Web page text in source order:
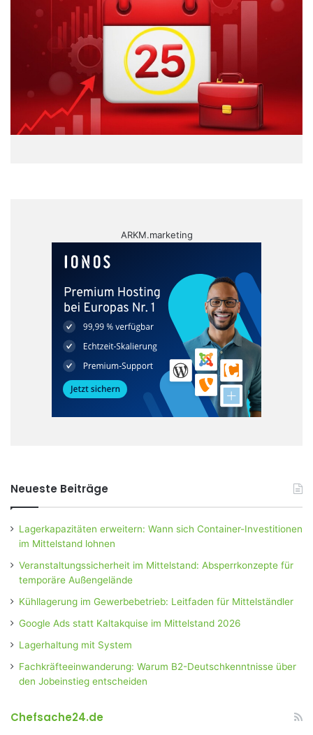
ARKM.marketing
Neueste Beiträge
Lagerkapazitäten erweitern: Wann sich Container-Investitionen
im Mittelstand lohnen
Veranstaltungssicherheit im Mittelstand: Absperrkonzepte für
temporäre Außengelände
Kühllagerung im Gewerbebetrieb: Leitfaden für Mittelständler
Google Ads statt Kaltakquise im Mittelstand 2026
Lagerhaltung mit System
Fachkräfteeinwanderung: Warum B2-Deutschkenntnisse über
den Jobeinstieg entscheiden
Chefsache24.de